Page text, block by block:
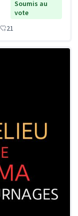
Soumis au
vote
21